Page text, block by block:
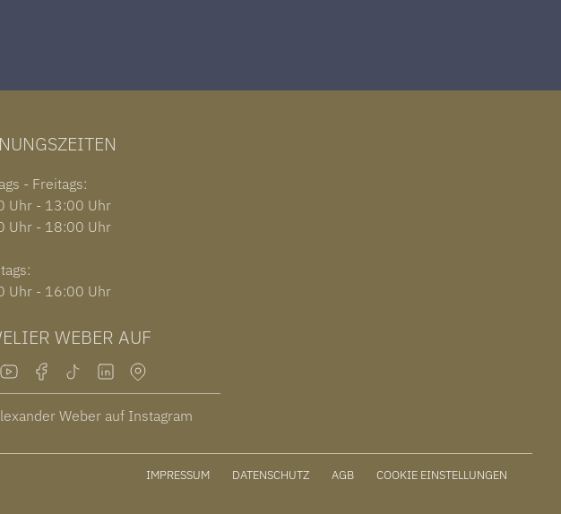
- Freitags:
Uhr - 13:00 Uhr
Uhr - 18:00 Uhr
Uhr - 16:00 Uhr
WEBER AUF
Weber auf Instagram
IMPRESSUM DATENSCHUTZ AGB COOKIE EINSTELLUNGEN